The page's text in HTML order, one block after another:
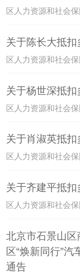
区人力资源和社会
关于陈长大抵
区人力资源和社会
关于杨世深抵
区人力资源和社会
关于肖淑英抵
区人力资源和社会
关于齐建平抵
区人力资源和社会
北京市石景山
区“焕新同行”
通告